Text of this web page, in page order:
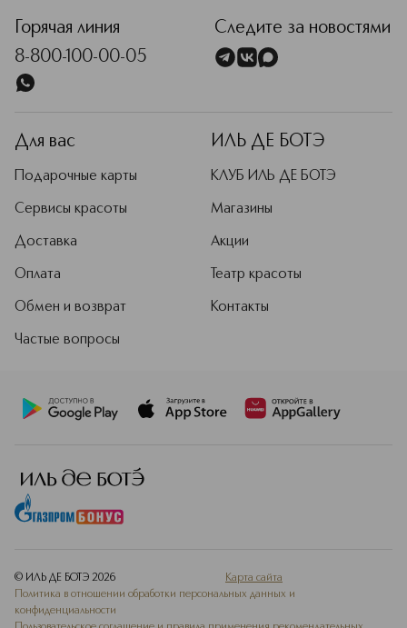
Горячая линия
8-800-100-00-05
Следите за новостями
Для вас
Подарочные карты
Сервисы красоты
Доставка
Оплата
Обмен и возврат
Частые вопросы
ИЛЬ ДЕ БОТЭ
КЛУБ ИЛЬ ДЕ БОТЭ
Магазины
Акции
Театр красоты
Контакты
© ИЛЬ ДЕ БОТЭ 2026
Карта сайта
Политика в отношении обработки персональных данных и
конфиденциальности